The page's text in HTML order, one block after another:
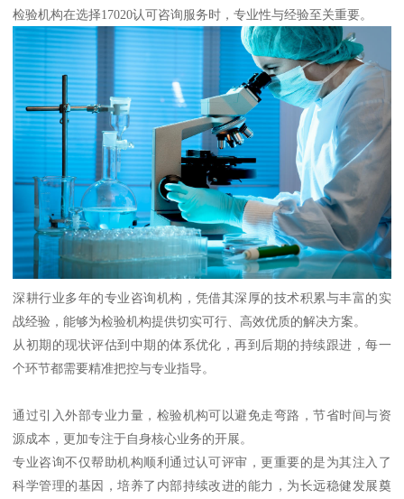
检验机构在选择17020认可咨询服务时，专业性与经验至关重要。
深耕行业多年的专业咨询机构，凭借其深厚的技术积累与丰富的实
战经验，能够为检验机构提供切实可行、高效优质的解决方案。
从初期的现状评估到中期的体系优化，再到后期的持续跟进，每一
个环节都需要精准把控与专业指导。
通过引入外部专业力量，检验机构可以避免走弯路，节省时间与资
源成本，更加专注于自身核心业务的开展。
专业咨询不仅帮助机构顺利通过认可评审，更重要的是为其注入了
科学管理的基因，培养了内部持续改进的能力，为长远稳健发展奠